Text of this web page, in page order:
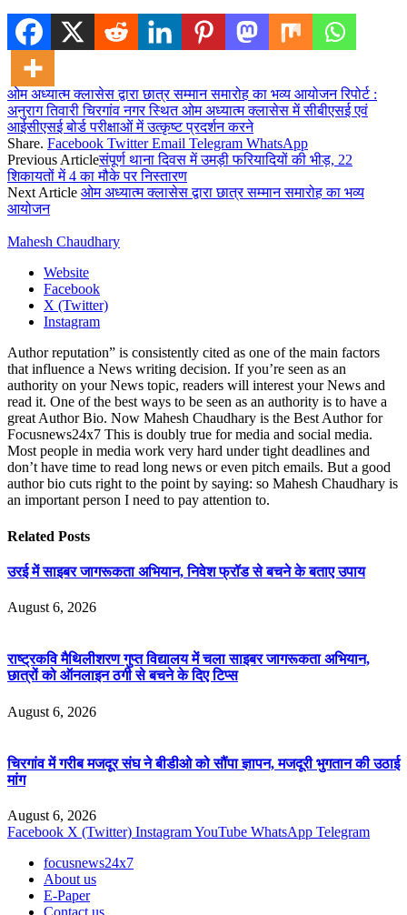
ओम अध्यात्म क्लासेस द्वारा छात्र सम्मान समारोह का भव्य आयोजन रिपोर्ट :
अनुराग तिवारी चिरगांव नगर स्थित ओम अध्यात्म क्लासेस में सीबीएसई एवं
आईसीएसई बोर्ड परीक्षाओं में उत्कृष्ट प्रदर्शन करने
Share. Facebook Twitter Email Telegram WhatsApp
Previous Articleसंपूर्ण थाना दिवस में उमड़ी फरियादियों की भीड़, 22
शिकायतों में 4 का मौके पर निस्तारण
Next Article ओम अध्यात्म क्लासेस द्वारा छात्र सम्मान समारोह का भव्य
आयोजन
Mahesh Chaudhary
Website
Facebook
X (Twitter)
Instagram
Author reputation” is consistently cited as one of the main factors
that influence a News writing decision. If you’re seen as an
authority on your News topic, readers will interest your News and
read it. One of the best ways to be seen as an authority is to have a
great Author Bio. Now Mahesh Chaudhary is the Best Author for
Focusnews24x7 This is doubly true for media and social media.
Most people in media work very hard under tight deadlines and
don’t have time to read long news or even pitch emails. But a good
author bio cuts right to the point by saying: so Mahesh Chaudhary is
an important person I need to pay attention to.
Related Posts
उरई में साइबर जागरूकता अभियान, निवेश फ्रॉड से बचने के बताए उपाय
August 6, 2026
राष्ट्रकवि मैथिलीशरण गुप्त विद्यालय में चला साइबर जागरूकता अभियान,
छात्रों को ऑनलाइन ठगी से बचने के दिए टिप्स
August 6, 2026
चिरगांव में गरीब मजदूर संघ ने बीडीओ को सौंपा ज्ञापन, मजदूरी भुगतान की उठाई
मांग
August 6, 2026
Facebook X (Twitter) InstagramYouTube WhatsApp Telegram
focusnews24x7
About us
E-Paper